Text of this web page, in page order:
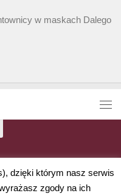
w maskach Dalego
dzięki którym nasz serwis
zgody na ich